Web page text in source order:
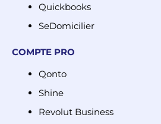
Quickbooks
SeDomicilier
COMPTE PRO
Qonto
Shine
Revolut Business